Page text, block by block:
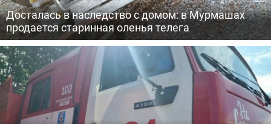
Досталась в наследство с домом: в Мурмашах
продается старинная оленья телега